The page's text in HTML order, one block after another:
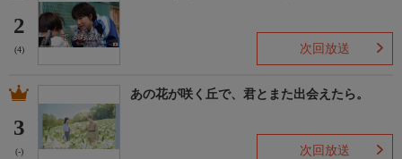
2
(4) 次回放送
3
(-)
あの花が咲く丘で、君とまた出会えたら。
次回放送